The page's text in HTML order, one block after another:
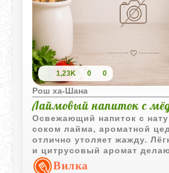
1,23K 0 0
Рош ха-Шана
Лаймовый напиток с
Освежающий напиток с
соком лайма, ароматной
отлично утоляет жажду.
и цитрусовый аромат
особенно приятным в
Вилка